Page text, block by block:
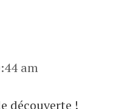
am
découverte !